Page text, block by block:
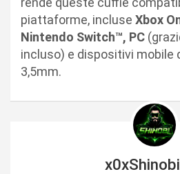
piattaforme, incluse Xbox
Nintendo Switch™, PC
incluso) e dispositivi mobile
3,5mm.